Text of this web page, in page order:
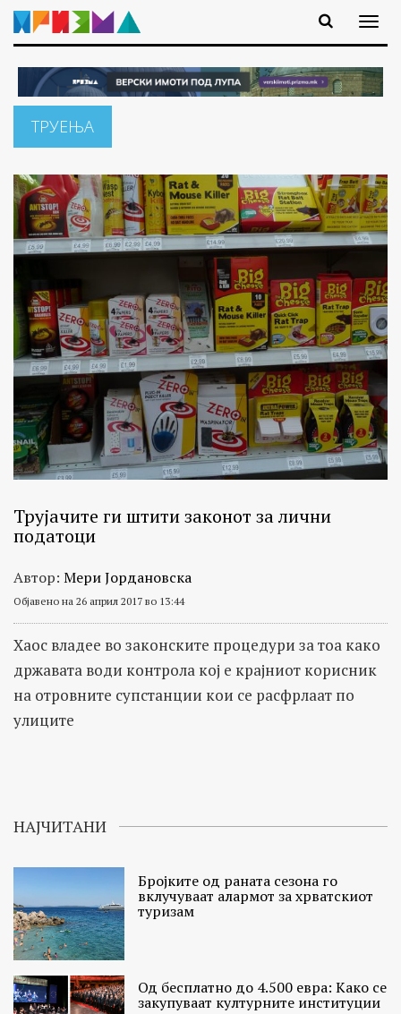
ТРУЕЊА
Трујачите ги штити законот за лични
податоци
Автор: Мери Јордановска
Објавено на 26 април 2017 во 13:44
Хаос владее во законските процедури за тоа како
државата води контрола кој е крајниот корисник
на отровните супстанции кои се расфрлаат по
улиците
НАЈЧИТАНИ
Бројките од раната сезона го
вклучуваат алармот за хрватскиот
туризам
Од бесплатно до 4.500 евра: Како се
закупуваат културните институции